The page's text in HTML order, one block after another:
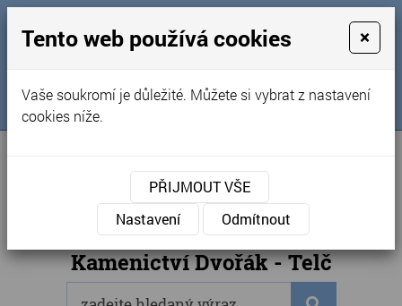
Obchodní podmínky
Kontakty
Naše kamenictví
Sledujte nás na FB
Internetový obchod
Kamenictví Dvořák - Telč
Tento web používá cookies ×
Vaše soukromí je důležité. Můžete si vybrat z nastavení
cookies níže.
PŘIJMOUT VŠE
Nastavení
Odmítnout